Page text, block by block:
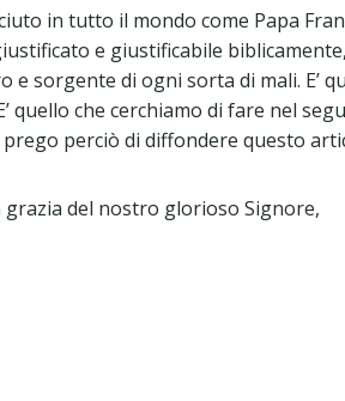
in tutto il mondo come Papa
e giustificabile
e sorgente di ogni sorta di mali. E’
quello che cerchiamo di fare nel
perciò di diffondere questo
del nostro glorioso Signore,